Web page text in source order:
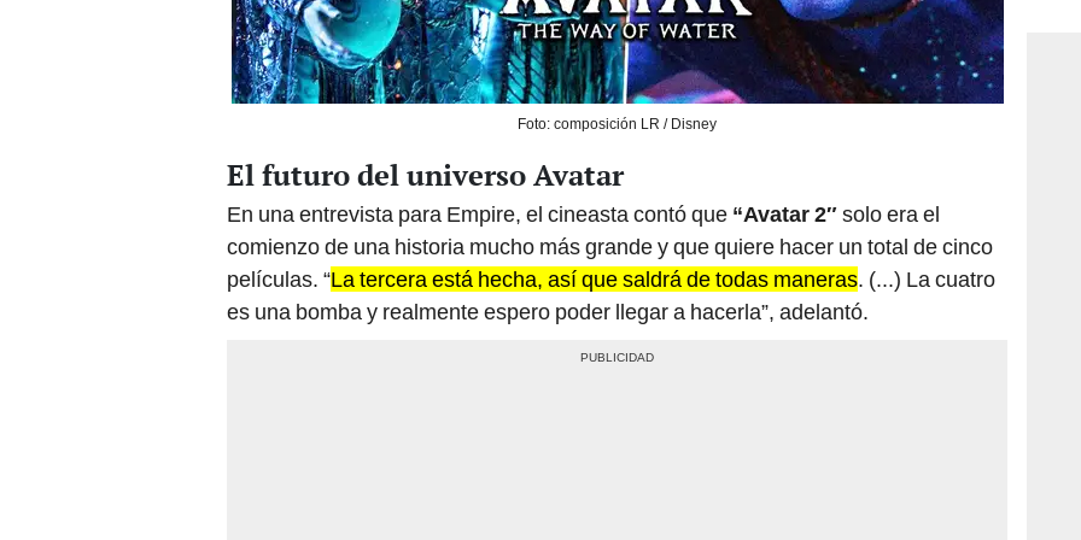
Foto: composición LR / Disney
El futuro del universo Avatar
En una entrevista para Empire, el cineasta contó que “Avatar 2″solo era el
comienzo de una historia mucho más grande y que quiere hacer un total de cinco
películas. “La tercera está hecha, así que saldrá de todas maneras. (...) La cuatro
es una bomba y realmente espero poder llegar a hacerla”, adelantó.